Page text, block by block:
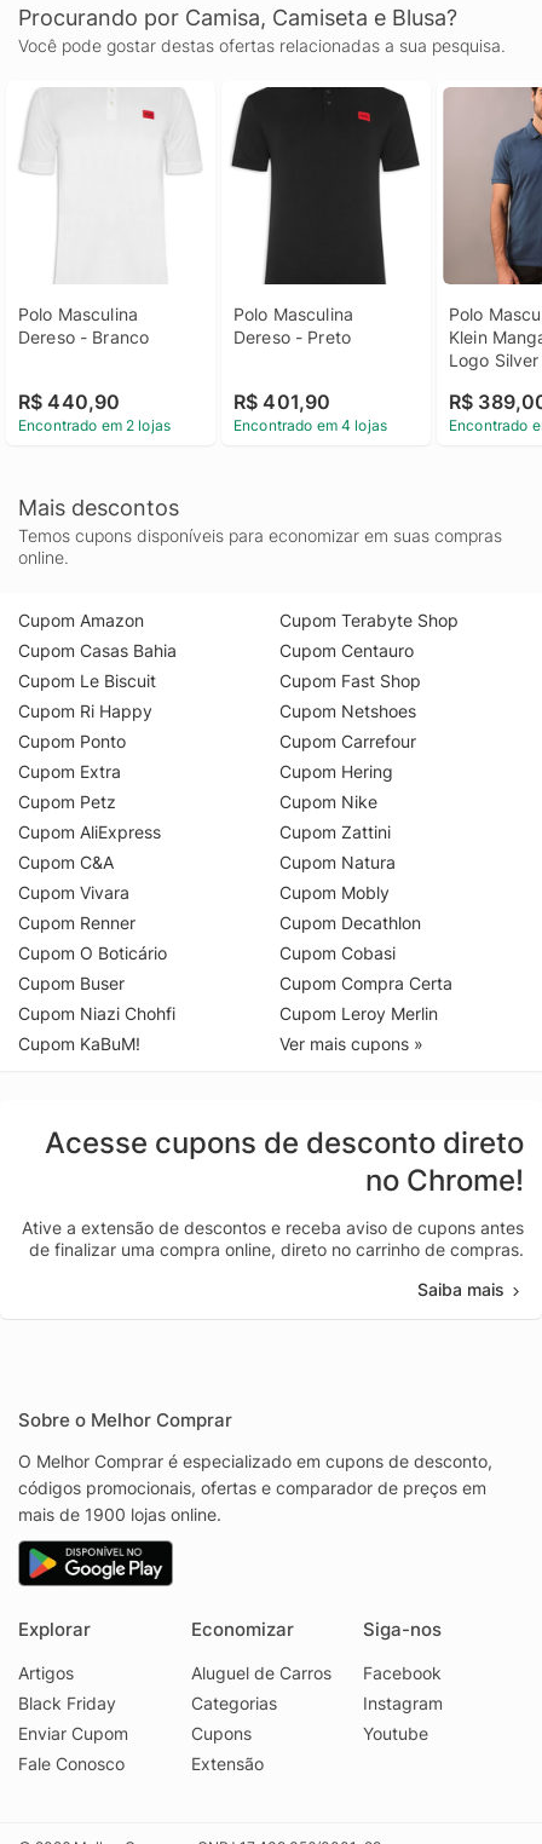
Procurando por Camisa, Camiseta e Blusa?
Você pode gostar destas ofertas relacionadas a sua pesquisa.
Polo Masculina
Dereso - Branco
R$ 440,90
Encontrado em 2 lojas
Polo Masculina
Dereso - Preto
R$ 401,90
Encontrado em 4 lojas
Polo
Klein
Logo
Calvin
Curta
R$
Encontrado
Mais descontos
Temos cupons disponíveis para economizar em suas compras
online.
Cupom Amazon
Cupom Casas Bahia
Cupom Le Biscuit
Cupom Ri Happy
Cupom Ponto
Cupom Extra
Cupom Petz
Cupom AliExpress
Cupom C&A
Cupom Vivara
Cupom Renner
Cupom O Boticário
Cupom Buser
Cupom Niazi Chohfi
Cupom KaBuM!
Cupom Terabyte Shop
Cupom Centauro
Cupom Fast Shop
Cupom Netshoes
Cupom Carrefour
Cupom Hering
Cupom Nike
Cupom Zattini
Cupom Natura
Cupom Mobly
Cupom Decathlon
Cupom Cobasi
Cupom Compra Certa
Cupom Leroy Merlin
Ver mais cupons »
Acesse cupons de desconto direto
no Chrome!
Ative a extensão de descontos e receba aviso de cupons antes
de finalizar uma compra online, direto no carrinho de compras.
Saiba mais
Sobre o Melhor Comprar
O Melhor Comprar é especializado em cupons de desconto,
códigos promocionais, ofertas e comparador de preços em
mais de 1900 lojas online.
Explorar
Artigos
Black Friday
Enviar Cupom
Fale Conosco
Economizar
Aluguel de Carros
Categorias
Cupons
Extensão
Siga-nos
Facebook
Instagram
Youtube